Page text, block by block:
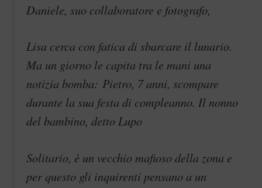
Daniele, suo collaboratore e fotografo,
Lisa cerca con fatica di sbarcare il lunario.
Ma un giorno le capita tra le mani una
notizia bomba: Pietro, 7 anni, scompare
durante la sua festa di compleanno. Il nonno
del bambino, detto Lupo
Solitario, è un vecchio mafioso della zona e
per questo gli inquirenti pensano a un